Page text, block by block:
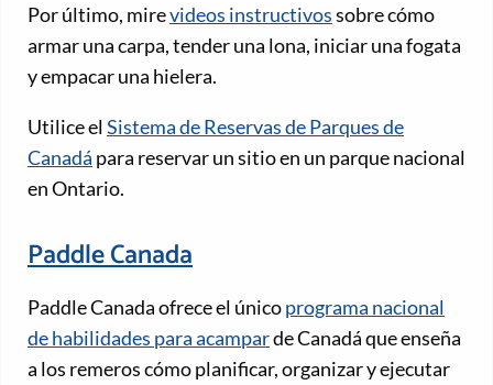
Por último, mirevideos instructivossobre cómo
armar una carpa, tender una lona, iniciar una fogata
y empacar una hielera.
Utilice elSistema de Reservas de Parques de
Canadá para reservar un sitio en un parque nacional
en Ontario.
Paddle Canada
Paddle Canada ofrece el únicoprograma nacional
de habilidades para acamparde Canadá que enseña
a los remeros cómo planificar, organizar y ejecutar